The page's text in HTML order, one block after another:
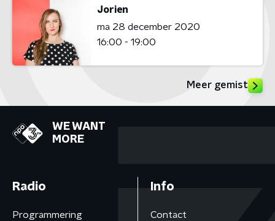
Jorien
ma 28 december 2020
16:00 - 19:00
Meer gemist
WE WANT
MORE
Radio
Programmering
Info
Contact